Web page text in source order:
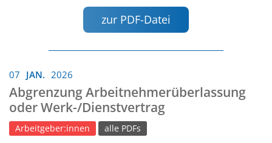
zur PDF-Datei
07 JAN. 2026
Abgrenzung Arbeitnehmerüberlassung
oder Werk-/Dienstvertrag
Arbeitgeber:innen alle PDFs